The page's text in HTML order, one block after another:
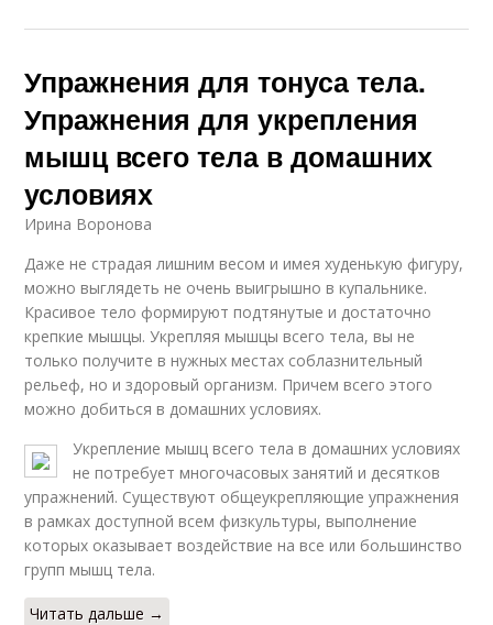
Упражнения для тонуса тела.
Упражнения для укрепления
мышц всего тела в домашних
условиях
Ирина Воронова
Даже не страдая лишним весом и имея худенькую фигуру,
можно выглядеть не очень выигрышно в купальнике.
Красивое тело формируют подтянутые и достаточно
крепкие мышцы. Укрепляя мышцы всего тела, вы не
только получите в нужных местах соблазнительный
рельеф, но и здоровый организм. Причем всего этого
можно добиться в домашних условиях.
Укрепление мышц всего тела в домашних условиях
не потребует многочасовых занятий и десятков
упражнений. Существуют общеукрепляющие упражнения
в рамках доступной всем физкультуры, выполнение
которых оказывает воздействие на все или большинство
групп мышц тела.
Читать дальше →